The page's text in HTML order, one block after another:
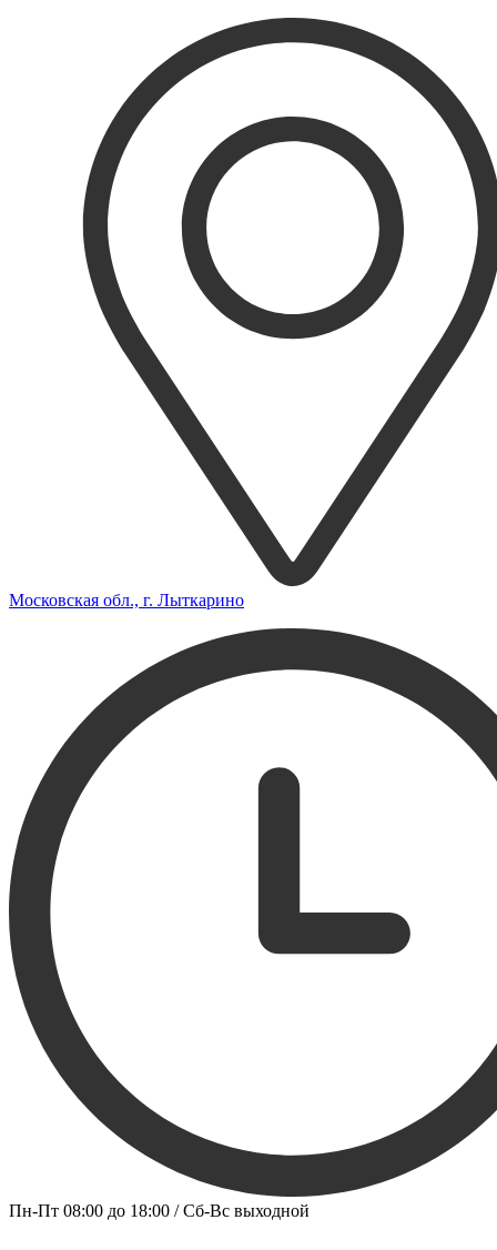
Московская обл., г. Лыткарино
Пн-Пт 08:00 до 18:00 / Сб-Вс выходной